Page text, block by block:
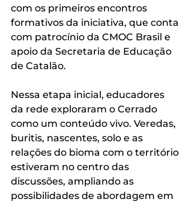
com os primeiros encontros
formativos da iniciativa, que conta
com patrocínio da CMOC Brasil e
apoio da Secretaria de Educação
de Catalão.
Nessa etapa inicial, educadores
da rede exploraram o Cerrado
como um conteúdo vivo. Veredas,
buritis, nascentes, solo e as
relações do bioma com o território
estiveram no centro das
discussões, ampliando as
possibilidades de abordagem em